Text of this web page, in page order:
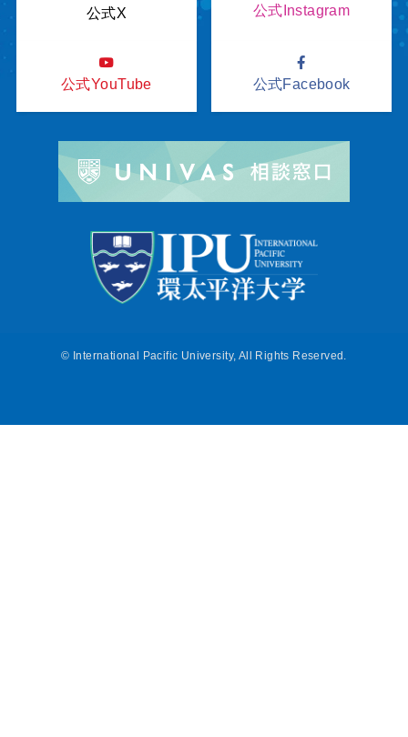
公式X
公式Instagram
公式YouTube 公式Facebook
© International Pacific University, All Rights Reserved.